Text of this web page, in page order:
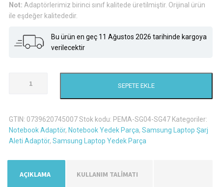
Not: Adaptörlerimiz birinci sınıf kalitede üretilmiştir. Orijinal ürün
ile eşdeğer kalitededir.
Bu ürün en geç 11 Ağustos 2026 tarihinde kargoya
verilecektir
Şarj
Aleti
Adaptör
SEPETE EKLE
GTIN: 0739620745007Stok kodu: PEMA-SG04-SG47 Kategoriler:
Notebook Adaptör, Notebook Yedek Parça, Samsung Laptop Şarj
Aleti Adaptör, Samsung Laptop Yedek Parça
AÇIKLAMA KULLANIM TALİMATI